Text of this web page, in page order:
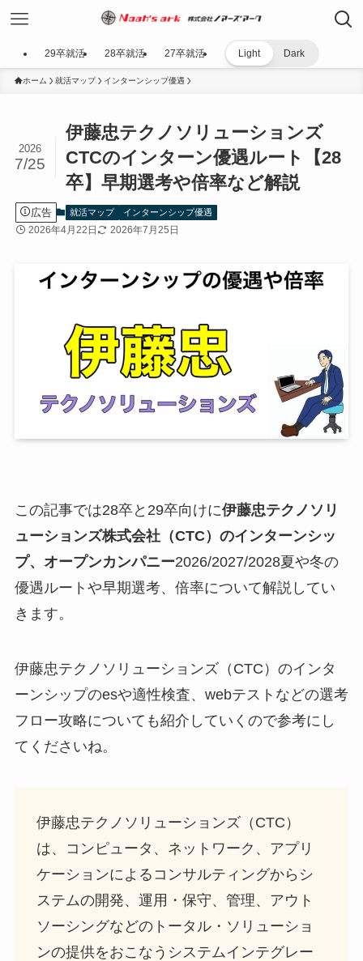
29卒就活 28卒就活 27卒就活 Light Dark
ホーム 就活マップ インターンシップ優遇
伊藤忠テクノソリューションズ
CTCのインターン優遇ルート【28
卒】早期選考や倍率など解説
2026
7/25
広告 就活マップ インターンシップ優遇
2026年4月22日 2026年7月25日
この記事では28卒と29卒向けに伊藤忠テクノソリ
ューションズ株式会社（CTC）のインターンシッ
プ、オープンカンパニー2026/2027/2028夏や冬の
優遇ルートや早期選考、倍率について解説してい
きます。
伊藤忠テクノソリューションズ（CTC）のインタ
ーンシップのesや適性検査、webテストなどの選考
フロー攻略についても紹介していくので参考にし
てくださいね。
伊藤忠テクノソリューションズ（CTC）
は、コンピュータ、ネットワーク、アプリ
ケーションによるコンサルティングからシ
ステムの開発、運用・保守、管理、アウト
ソーシングなどのトータル・ソリューショ
ンの提供をおこなうシステムインテグレー